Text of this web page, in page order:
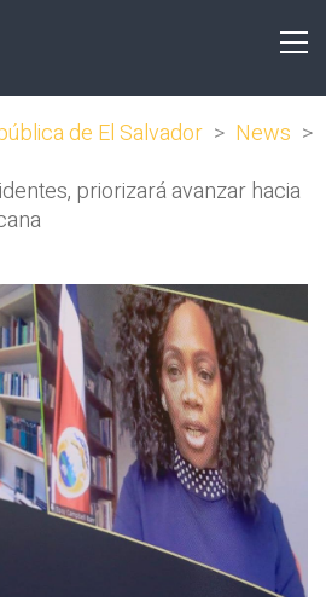
de El Salvador > News >
priorizará avanzar hacia